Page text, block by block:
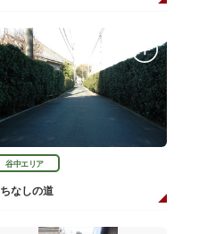
谷中エリア
ちなしの道